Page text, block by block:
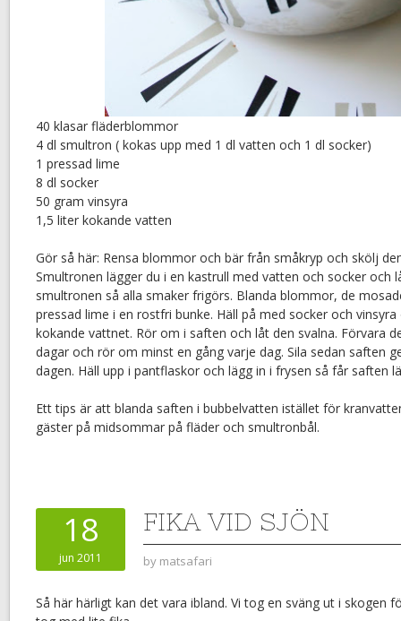
40 klasar fläderblommor
4 dl smultron ( kokas upp med 1 dl vatten och 1 dl socker)
1 pressad lime
8 dl socker
50 gram vinsyra
1,5 liter kokande vatten
Gör så här: Rensa blommor och bär från småkryp och skölj
Smultronen lägger du i en kastrull med vatten och socker och
smultronen så alla smaker frigörs. Blanda blommor, de
pressad lime i en rostfri bunke. Häll på med socker och
kokande vattnet. Rör om i saften och låt den svalna. Förvara
dagar och rör om minst en gång varje dag. Sila sedan saften
dagen. Häll upp i pantflaskor och lägg in i frysen så får saften
Ett tips är att blanda saften i bubbelvatten istället för
gäster på midsommar på fläder och smultronbål.
18
jun 2011
FIKA VID SJÖN
by matsafari
Så här härligt kan det vara ibland. Vi tog en sväng ut i skogen